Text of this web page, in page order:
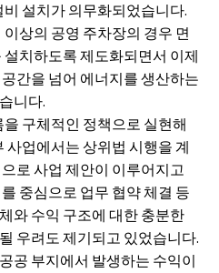
설치가 의무화되었습니다.
상의 공영 주차장의 경우 면
치하도록 제도화되면서 이제
간을 넘어 에너지를 생산하는
니다.
구체적인 정책으로 실현해
사업에서는 상위법 시행을 계
로 사업 제안이 이루어지고
중심으로 업무 협약 체결 등
와 수익 구조에 대한 충분한
우려도 제기되고 있었습니다.
공 부지에서 발생하는 수익이